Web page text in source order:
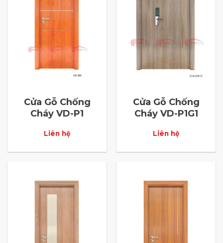
Cửa Gỗ Chống
Cháy VD-P1
Liên hệ
Cửa Gỗ Chống
Cháy VD-P1G1
Liên hệ